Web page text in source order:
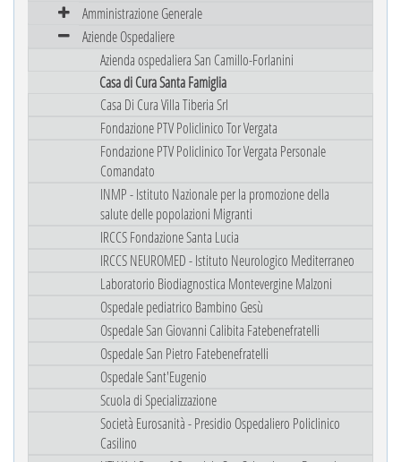
Amministrazione Generale
Aziende Ospedaliere
Azienda ospedaliera San Camillo-Forlanini
Casa di Cura Santa Famiglia
Casa Di Cura Villa Tiberia Srl
Fondazione PTV Policlinico Tor Vergata
Fondazione PTV Policlinico Tor Vergata Personale
Comandato
INMP - Istituto Nazionale per la promozione della
salute delle popolazioni Migranti
IRCCS Fondazione Santa Lucia
IRCCS NEUROMED - Istituto Neurologico Mediterraneo
Laboratorio Biodiagnostica Montevergine Malzoni
Ospedale pediatrico Bambino Gesù
Ospedale San Giovanni Calibita Fatebenefratelli
Ospedale San Pietro Fatebenefratelli
Ospedale Sant'Eugenio
Scuola di Specializzazione
Società Eurosanità - Presidio Ospedaliero Policlinico
Casilino